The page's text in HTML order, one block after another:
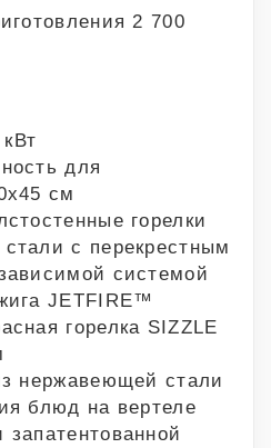
2 700
для
см
горелки
с перекрестным
системой
JETFIRE™
горелка SIZZLE
нержавеющей стали
блюд на вертеле